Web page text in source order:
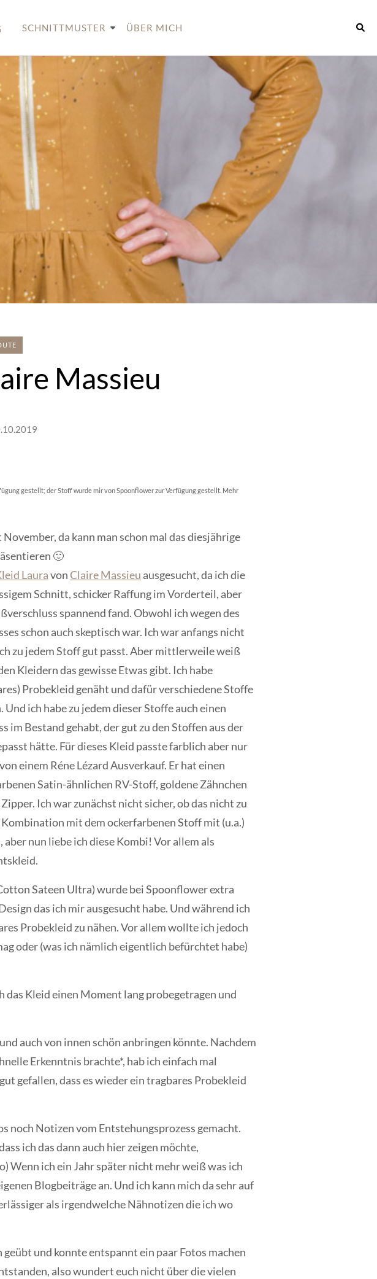
SCHNITTMUSTER ÜBER MICH
Massieu
gestellt; der Stoff wurde mir von Spoonflower zur Verfügung gestellt. Mehr
da kann man schon mal das diesjährige
🙂
Lauravon Claire Massieu ausgesucht, da ich die
Schnitt, schicker Raffung im Vorderteil, aber
spannend fand. Obwohl ich wegen des
schon auch skeptisch war. Ich war anfangs nicht
zu jedem Stoff gut passt. Aber mittlerweile weiß
Kleidern das gewisse Etwas gibt. Ich habe
Probekleid genäht und dafür verschiedene Stoffe
Und ich habe zu jedem dieser Stoffe auch einen
im Bestand gehabt, der gut zu den Stoffen aus der
hätte. Für dieses Kleid passte farblich aber nur
einem Réne Lézard Ausverkauf. Er hat einen
Satin-ähnlichen RV-Stoff, goldene Zähnchen
Ich war zunächst nicht sicher, ob das nicht zu
mit dem ockerfarbenen Stoff mit (u.a.)
aber nun liebe ich diese Kombi! Vor allem als
Sateen Ultra) wurde bei Spoonflower extra
das ich mir ausgesucht habe. Und während ich
Probekleid zu nähen. Vor allem wollte ich jedoch
oder (was ich nämlich eigentlich befürchtet habe)
Kleid einen Moment lang probegetragen und
auch von innen schön anbringen könnte. Nachdem
Erkenntnis brachte*, hab ich einfach mal
gefallen, dass es wieder ein tragbares Probekleid
noch Notizen vom Entstehungsprozess gemacht.
ich das dann auch hier zeigen möchte,
Wenn ich ein Jahr später nicht mehr weiß was ich
Blogbeiträge an. Und ich kann mich da sehr auf
als irgendwelche Nähnotizen die ich wo
und konnte entspannt ein paar Fotos machen
also wundert euch nicht über die vielen